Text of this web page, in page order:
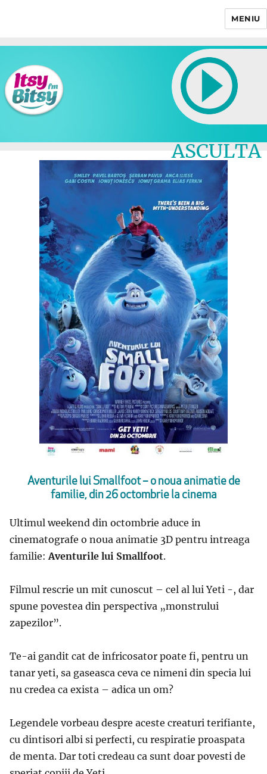
MENIU
ASCULTA
LIVE
Aventurile lui Smallfoot – o noua animatie de
familie, din 26 octombrie la cinema
Ultimul weekend din octombrie aduce in
cinematografe o noua animatie 3D pentru intreaga
familie:Aventurile lui Smallfoot.
Filmul rescrie un mit cunoscut – cel al lui Yeti -, dar
spune povestea din perspectiva „monstrului
zapezilor”.
Te-ai gandit cat de infricosator poate fi, pentru un
tanar yeti, sa gaseasca ceva ce nimeni din specia lui
nu credea ca exista – adica un om?
Legendele vorbeau despre aceste creaturi terifiante,
cu dintisori albi si perfecti, cu respiratie proaspata
de menta. Dar toti credeau ca sunt doar povesti de